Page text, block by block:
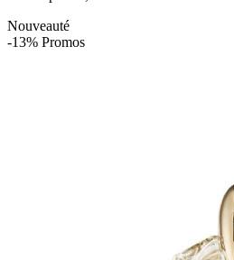
Nouveauté
-13% Promos